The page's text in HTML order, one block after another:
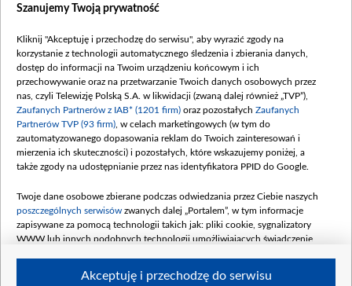
Dostępność
Procedura zgłoszeń wewnętrznych
Szanujemy Twoją prywatność
Kliknij "Akceptuję i przechodzę do serwisu", aby wyrazić zgody na
korzystanie z technologii automatycznego śledzenia i zbierania danych,
dostęp do informacji na Twoim urządzeniu końcowym i ich
przechowywanie oraz na przetwarzanie Twoich danych osobowych przez
nas, czyli Telewizję Polską S.A. w likwidacji (zwaną dalej również „TVP”),
Zaufanych Partnerów z IAB* (1201 firm) oraz pozostałych Zaufanych
Partnerów TVP (93 firm) , w celach marketingowych (w tym do
zautomatyzowanego dopasowania reklam do Twoich zainteresowań i
mierzenia ich skuteczności) i pozostałych, które wskazujemy poniżej, a
także zgody na udostępnianie przez nas identyfikatora PPID do Google.
Twoje dane osobowe zbierane podczas odwiedzania przez Ciebie naszych
poszczególnych serwisów zwanych dalej „Portalem”, w tym informacje
zapisywane za pomocą technologii takich jak: pliki cookie, sygnalizatory
WWW lub innych podobnych technologii umożliwiających świadczenie
Akceptuję i przechodzę do serwisu